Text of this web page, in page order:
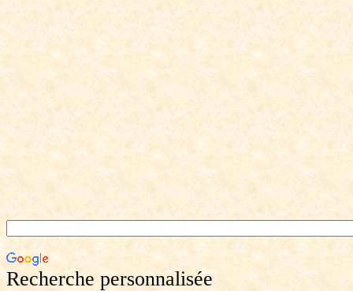
Recherche personnalisée